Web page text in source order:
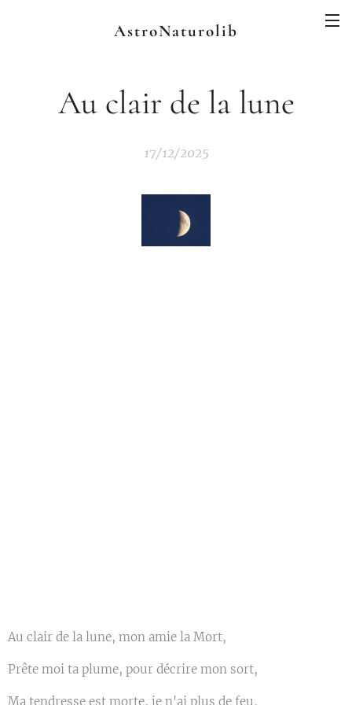
AstroNaturolib
Au clair de la lune
17/12/2025
Au clair de la lune, mon amie la Mort,
Prête moi ta plume, pour décrire mon sort,
Ma tendresse est morte, je n'ai plus de feu,